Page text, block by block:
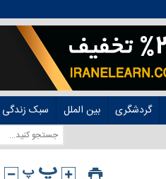
گردشگری بین الملل سبک زندگی